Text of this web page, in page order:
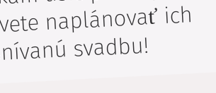
naplánovať ich
svadbu!